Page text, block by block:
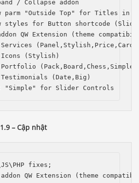
/ Collapse addon
parm "Outside Top" for Titles in
styles for Button shortcode
QW Extension (theme
Services
Icons (Stylish)
Portfolio
Testimonials (Date,Big)
"Simple" for Slider Controls
– Cập nhật
fixes;
addon QW Extension (theme